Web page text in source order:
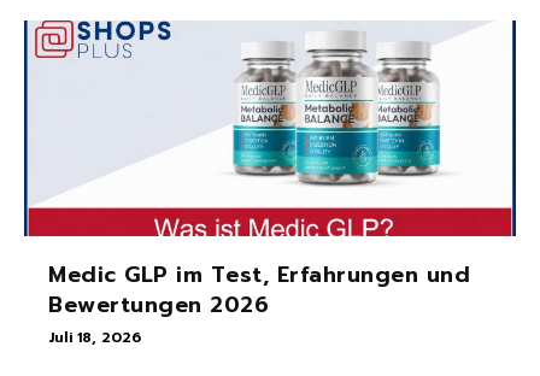
Medic GLP im Test, Erfahrungen und
Bewertungen 2026
Juli 18, 2026